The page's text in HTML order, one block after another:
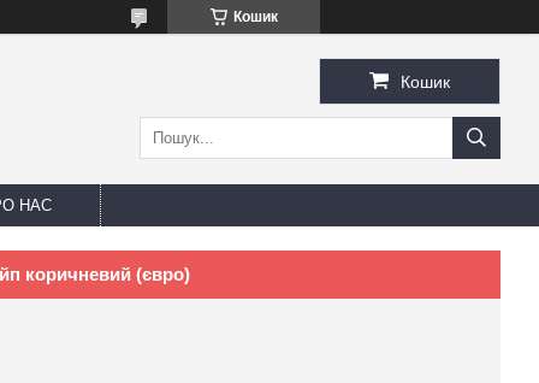
Кошик
Кошик
НАС
коричневий (євро)